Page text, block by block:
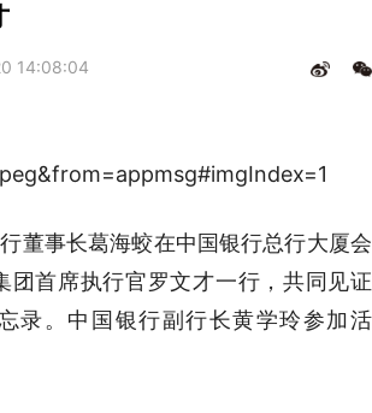
14:08:04
董事长葛海蛟在中国银行总行大厦会
团首席执行官罗文才一行，共同见证
录。中国银行副行长黄学玲参加活